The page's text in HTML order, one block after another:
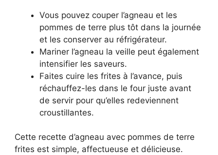
Vous pouvez couper l’agneau et les
pommes de terre plus tôt dans la journée
et les conserver au réfrigérateur.
Mariner l’agneau la veille peut également
intensifier les saveurs.
Faites cuire les frites à l’avance, puis
réchauffez-les dans le four juste avant
de servir pour qu’elles redeviennent
croustillantes.
Cette recette d’agneau avec pommes de terre
frites est simple, affectueuse et délicieuse.